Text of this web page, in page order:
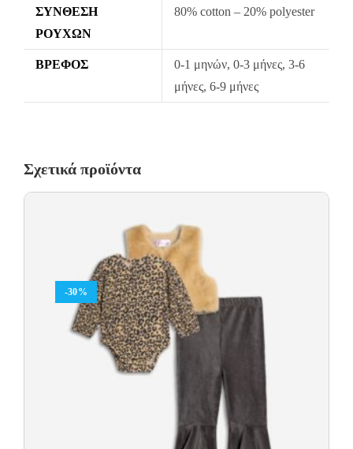
ΣΎΝΘΕΣΗ
ΡΟΎΧΩΝ
80% cotton – 20% polyester
ΒΡΈΦΟΣ
0-1 μηνών, 0-3 μήνες, 3-6
μήνες, 6-9 μήνες
Σχετικά προϊόντα
-30%